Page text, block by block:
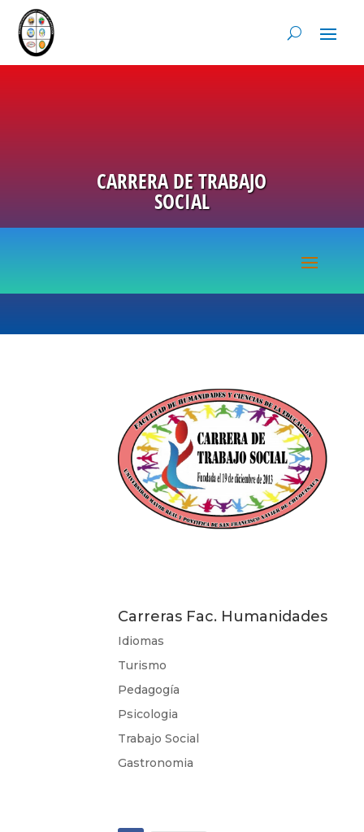
CARRERA DE TRABAJO
SOCIAL
Carreras Fac. Humanidades
Idiomas
Turismo
Pedagogía
Psicologia
Trabajo Social
Gastronomia